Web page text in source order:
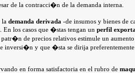
de la contracci�n de la demanda interna.
la demanda derivada -de insumos y bienes de
En los casos que �stas tengan un perfil
de precios relativos estimule un aumento
inversi�n y que �sta se dirija preferentemente
en forma satisfactoria en el rubro de